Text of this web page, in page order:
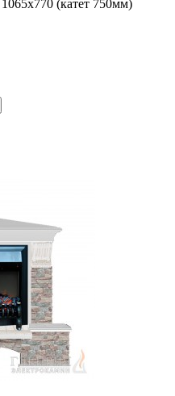
(катет 750мм)